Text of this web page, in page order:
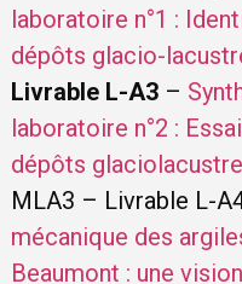
laboratoire n°1 :
dépôts glacio-
Livrable L-A3–
laboratoire n°2 :
dépôts
MLA3 – Livrable L-
mécanique des
Beaumont : une